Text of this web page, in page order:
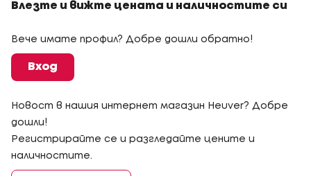
Влезте и вижте цената и наличностите си
Вече имате профил? Добре дошли обратно!
Вход
Новост в нашия интернет магазин Heuver? Добре
дошли!
Регистрирайте се и разгледайте цените и
наличностите.